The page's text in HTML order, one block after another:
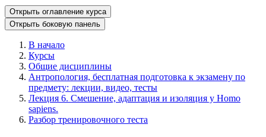
Открыть оглавление курса
Открыть боковую панель
В начало
Курсы
Общие дисциплины
Антропология, бесплатная подготовка к экзамену по
предмету: лекции, видео, тесты
Лекция 6. Смешение, адаптация и изоляция у Homo
sapiens.
Разбор тренировочного теста